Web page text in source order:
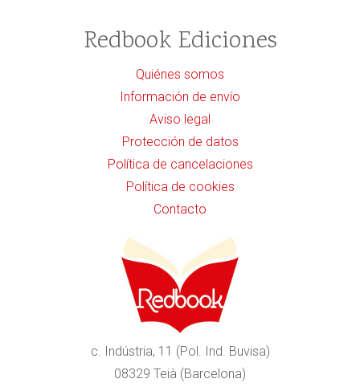
Redbook Ediciones
Quiénes somos
Información de envío
Aviso legal
Protección de datos
Política de cancelaciones
Política de cookies
Contacto
c. Indústria, 11 (Pol. Ind. Buvisa)
08329 Teià (Barcelona)